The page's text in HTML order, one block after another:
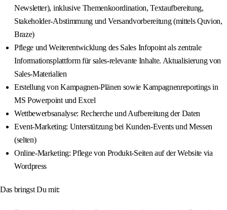
Newsletter), inklusive Themenkoordination, Textaufbereitung,
Stakeholder-Abstimmung und Versandvorbereitung (mittels Quvion,
Braze)
Pflege und Weiterentwicklung des Sales Infopoint als zentrale
Informationsplattform für sales-relevante Inhalte. Aktualisierung von
Sales-Materialien
Erstellung von Kampagnen-Plänen sowie Kampagnenreportings in
MS Powerpoint und Excel
Wettbewerbsanalyse: Recherche und Aufbereitung der Daten
Event-Marketing: Unterstützung bei Kunden-Events und Messen
(selten)
Online-Marketing: Pflege von Produkt-Seiten auf der Website via
Wordpress
Das bringst Du mit: